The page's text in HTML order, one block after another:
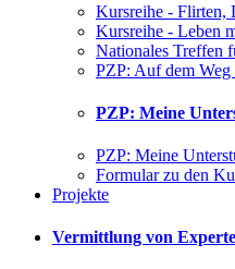
Kursreihe - Flirten,
Kursreihe - Leben
Nationales Treffen
PZP: Auf dem Weg
PZP: Meine
PZP: Meine
Formular zu den
Projekte
Vermittlung von